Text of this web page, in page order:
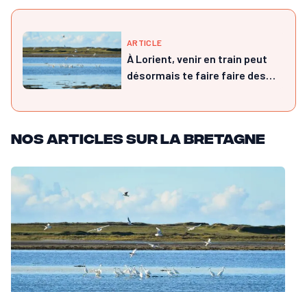
ARTICLE
À Lorient, venir en train peut
désormais te faire faire des
Nos articles sur la Bretagne